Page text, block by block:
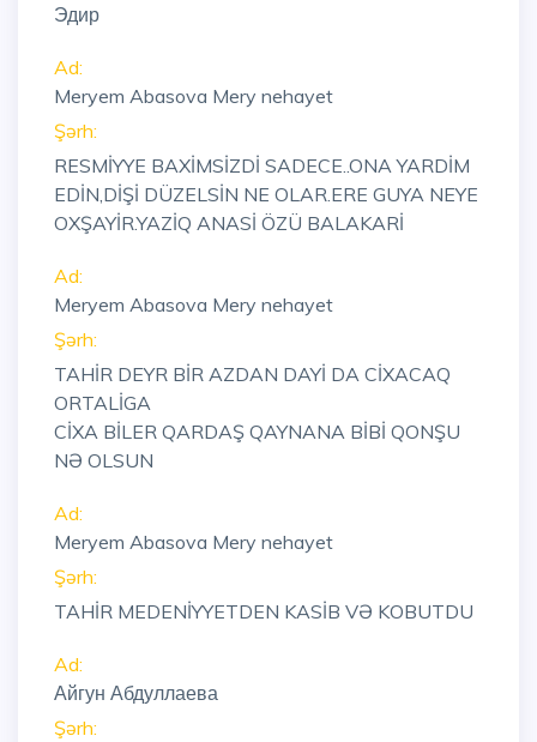
Эдир
Ad:
Meryem Abasova Mery nehayet
Şərh:
RESMİYYE BAXİMSİZDİ SADECE..ONA YARDİM
EDİN,DİŞİ DÜZELSİN NE OLAR.ERE GUYA NEYE
OXŞAYİR.YAZİQ ANASİ ÖZÜ BALAKARİ
Ad:
Meryem Abasova Mery nehayet
Şərh:
TAHİR DEYR BİR AZDAN DAYİ DA CİXACAQ
ORTALİGA
CİXA BİLER QARDAŞ QAYNANA BİBİ QONŞU
NƏ OLSUN
Ad:
Meryem Abasova Mery nehayet
Şərh:
TAHİR MEDENİYYETDEN KASİB VƏ KOBUTDU
Ad:
Айгун Абдуллаева
Şərh: